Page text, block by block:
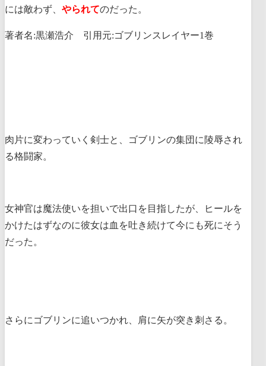
には敵わず、 やられてのだった。
著者名:黒瀬浩介 引用元:ゴブリンスレイヤー1巻
肉片に変わっていく剣士と、ゴブリンの集団に陵辱され
る格闘家。
女神官は魔法使いを担いで出口を目指したが、ヒールを
かけたはずなのに彼女は血を吐き続けて今にも死にそう
だった。
さらにゴブリンに追いつかれ、肩に矢が突き刺さる。